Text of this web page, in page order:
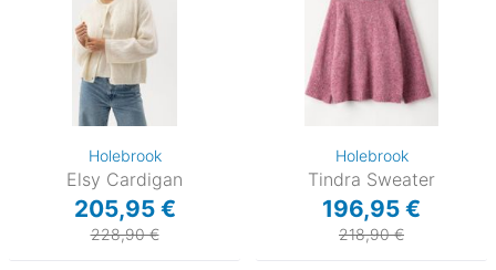
Holebrook
Elsy Cardigan
205,95 €
228,90 €
Holebrook
Tindra Sweater
196,95 €
218,90 €